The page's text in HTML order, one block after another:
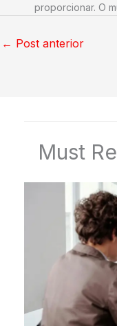
proporcionar. O
← Post anterior
Must